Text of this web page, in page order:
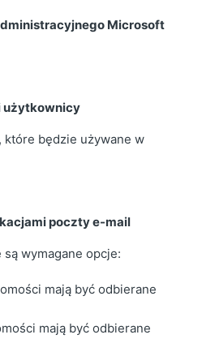
Microsoft
będzie używane w
poczty e-mail
są wymagane opcje:
mają być odbierane
mają być odbierane